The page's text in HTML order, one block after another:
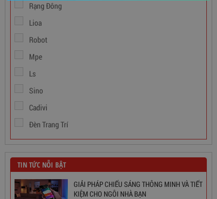
Dây Cáp Điện 1 Ruột Cadivi CV 1,5
346,000
Rạng Đông
Lioa
Robot
Mpe
Ls
Sino
Cadivi
Đèn Trang Trí
TIN TỨC NỖI BẬT
GIẢI PHÁP CHIẾU SÁNG THÔNG MINH VÀ TIẾT
KIỆM CHO NGÔI NHÀ BẠN